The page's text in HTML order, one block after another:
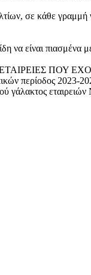
σε κάθε
να είναι πιασμένα
ΠΟΥ
περίοδος 2023-
γάλακτος